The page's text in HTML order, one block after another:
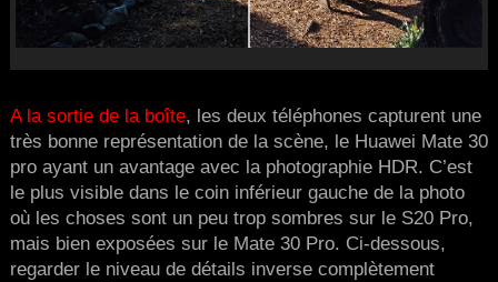
A la sortie de la boîte, les deux téléphones capturent une
très bonne représentation de la scène, le Huawei Mate 30
pro ayant un avantage avec la photographie HDR. C’est
le plus visible dans le coin inférieur gauche de la photo
où les choses sont un peu trop sombres sur le S20 Pro,
mais bien exposées sur le Mate 30 Pro. Ci-dessous,
regarder le niveau de détails inverse complètement